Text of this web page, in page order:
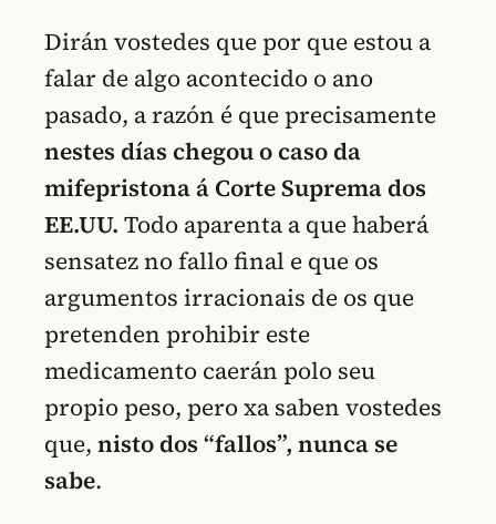
Dirán vostedes que por que estou a
falar de algo acontecido o ano
pasado, a razón é que precisamente
nestes días chegou o caso da
mifepristona á Corte Suprema dos
EE.UU. Todo aparenta a que haberá
sensatez no fallo final e que os
argumentos irracionais de os que
pretenden prohibir este
medicamento caerán polo seu
propio peso, pero xa saben vostedes
que, nisto dos “fallos”, nunca se
sabe.